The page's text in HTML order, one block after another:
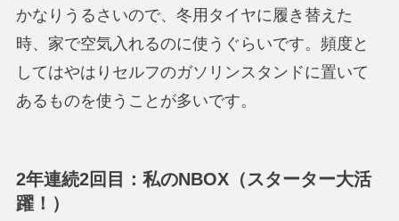
かなりうるさいので、冬用タイヤに履き替えた
時、家で空気入れるのに使うぐらいです。頻度と
してはやはりセルフのガソリンスタンドに置いて
あるものを使うことが多いです。
2年連続2回目：私のNBOX（スターター大活
躍！）